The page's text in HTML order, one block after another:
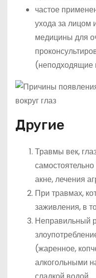
частое
ухода за лицом
медицины для
(неподходящие
Другие
Травмы век,
акне, лечения
При травмах,
заживления, в
Неправильный
(жаренное,
алкогольными